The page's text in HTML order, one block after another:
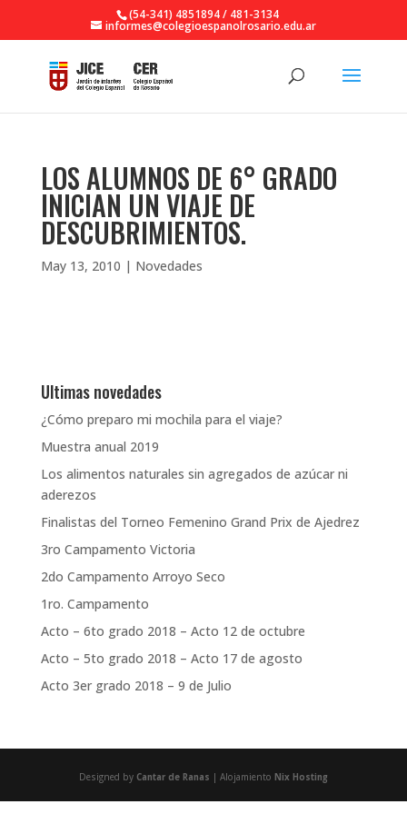
(54-341) 4851894 / 481-3134
informes@colegioespanolrosario.edu.ar
LOS ALUMNOS DE 6° GRADO
INICIAN UN VIAJE DE
DESCUBRIMIENTOS.
May 13, 2010 | Novedades
Ultimas novedades
¿Cómo preparo mi mochila para el viaje?
Muestra anual 2019
Los alimentos naturales sin agregados de azúcar ni
aderezos
Finalistas del Torneo Femenino Grand Prix de Ajedrez
3ro Campamento Victoria
2do Campamento Arroyo Seco
1ro. Campamento
Acto – 6to grado 2018 – Acto 12 de octubre
Acto – 5to grado 2018 – Acto 17 de agosto
Acto 3er grado 2018 – 9 de Julio
Designed by Cantar de Ranas | Alojamiento Nix Hosting